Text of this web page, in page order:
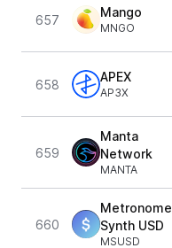
657
Mango
MNGO
658
APEX
AP3X
659
Manta
Network
MANTA
660
Metronome
Synth USD
MSUSD